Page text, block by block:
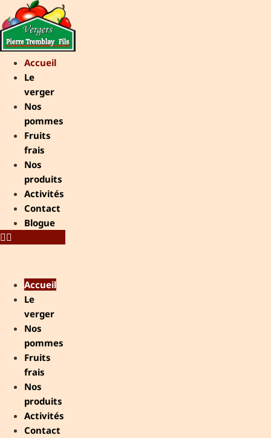
Aller
au
contenu
Accueil
Le
verger
Nos
pommes
Fruits
frais
Nos
produits
Activités
Contact
Blogue
Accueil
Le
verger
Nos
pommes
Fruits
frais
Nos
produits
Activités
Contact